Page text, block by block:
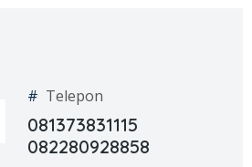
# Telepon
081373831115
082280928858